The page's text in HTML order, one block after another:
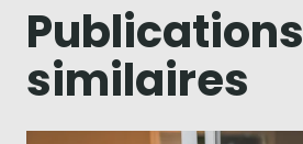
Publications
similaires